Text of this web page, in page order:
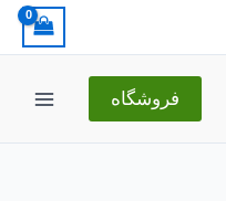
فروشگاه